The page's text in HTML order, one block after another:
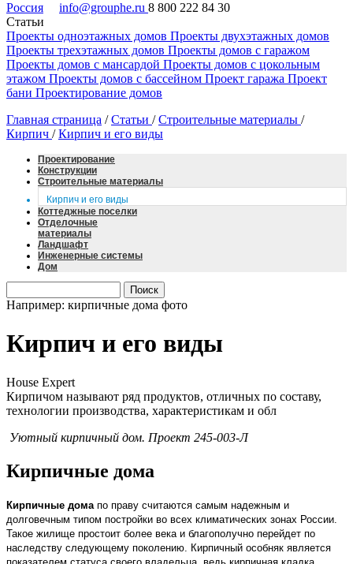
Россия info@grouphe.ru 8 800 222 84 30
Статьи
Проекты одноэтажных домов Проекты двухэтажных домов
Проекты трехэтажных домов Проекты домов с гаражом
Проекты домов с мансардой Проекты домов с цокольным
этажом Проекты домов с бассейном Проект гаража Проект
бани Проектирование домов
Главная страница / Статьи / Строительные материалы /
Кирпич / Кирпич и его виды
Проектирование
Конструкции
Строительные материалы
Кирпич и его виды
Коттеджные поселки
Отделочные
материалы
Ландшафт
Инженерные системы
Дом
Например: кирпичные дома фото
Кирпич и его виды
House Expert
Кирпичом называют ряд продуктов, отличных по составу,
технологии производства, характеристикам и обл
Уютный кирпичный дом. Проект 245-003-Л
Кирпичные дома
Кирпичные дома по праву считаются самым надежным и
долговечным типом постройки во всех климатических зонах России.
Такое жилище простоит более века и благополучно перейдет по
наследству следующему поколению. Кирпичный особняк является